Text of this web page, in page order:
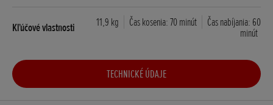
11,9 kg Čas kosenia: 70 minút
Čas nabíjania: 60
minút
TECHNICKÉ ÚDAJE